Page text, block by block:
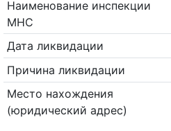
Наименование инспекции
МНС
Дата ликвидации
Причина ликвидации
Место нахождения
(юридический адрес)